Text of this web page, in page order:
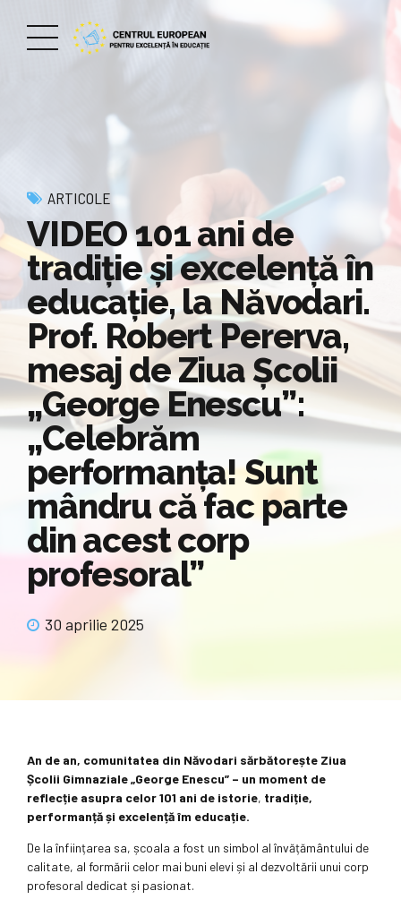
ARTICOLE
VIDEO 101 ani de
tradiție și excelență în
educație, la Năvodari.
Prof. Robert Pererva,
mesaj de Ziua Școlii
„George Enescu”:
„Celebrăm
performanța! Sunt
mândru că fac parte
din acest corp
profesoral”
30 aprilie 2025
An de an, comunitatea din Năvodari sărbătorește Ziua
Școlii Gimnaziale „George Enescu” – un moment de
reflecție asupra celor 101 ani de istorie, tradiție,
performanță și excelență îm educație.
De la înființarea sa, școala a fost un simbol al învățământului de
calitate, al formării celor mai buni elevi și al dezvoltării unui corp
profesoral dedicat și pasionat.